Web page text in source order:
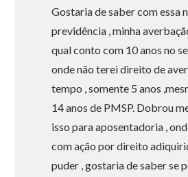
Gostaria de saber com essa
previdência , minha
qual conto com 10 anos no
onde não terei direito de
tempo , somente 5 anos
14 anos de PMSP. Dobrou
isso para aposentadoria ,
com ação por direito
puder , gostaria de saber se